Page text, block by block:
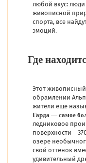
любой вкус:
живописной
спорта, все
эмоций.
Где
Этот
обрамлении
жители еще
Гарда — самое
ледниковое
поверхности –
озере
свой оттенок
удивительный